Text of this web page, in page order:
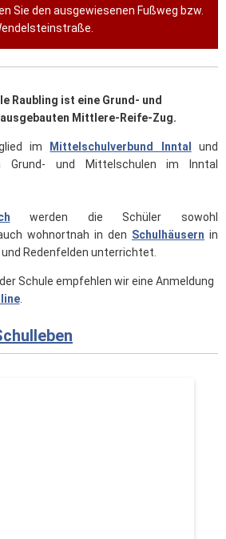
Sie den ausgewiesenen Fußweg bzw.
Raubling ist eine Grund- und
Mittlere-Reife-Zug.
im Mittelschulverbund Inntal
und
und Mittelschulen im Inntal
werden die Schüler sowohl
wohnortnah in den Schulhäusern in
Redenfelden unterrichtet.
Schule empfehlen wir eine Anmeldung
.